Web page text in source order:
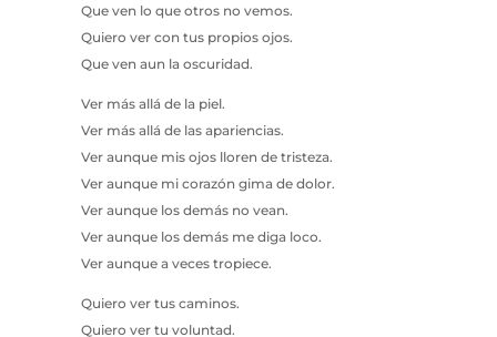
Que ven lo que otros no vemos.
Quiero ver con tus propios ojos.
Que ven aun la oscuridad.
Ver más allá de la piel.
Ver más allá de las apariencias.
Ver aunque mis ojos lloren de tristeza.
Ver aunque mi corazón gima de dolor.
Ver aunque los demás no vean.
Ver aunque los demás me diga loco.
Ver aunque a veces tropiece.
Quiero ver tus caminos.
Quiero ver tu voluntad.